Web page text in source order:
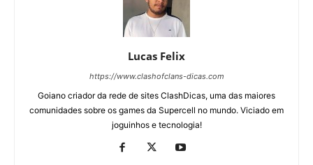
Lucas Felix
https://www.clashofclans-dicas.com
Goiano criador da rede de sites ClashDicas, uma das maiores
comunidades sobre os games da Supercell no mundo. Viciado em
joguinhos e tecnologia!